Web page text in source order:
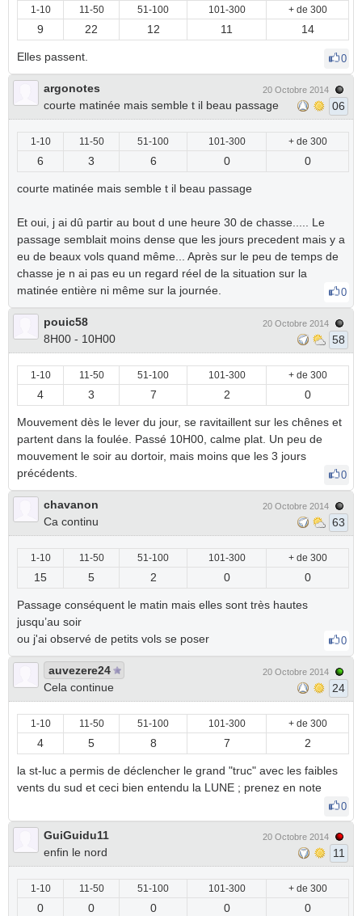
1-10 11-50 51-100 101-300 + de 300
9 22 12 11 14
Elles passent. 0
argonotes
courte matinée mais semble t il beau passage
20 Octobre 2014
06
1-10 11-50 51-100 101-300 + de 300
6 3 6 0 0
courte matinée mais semble t il beau passage
Et oui, j ai dû partir au bout d une heure 30 de chasse..... Le
passage semblait moins dense que les jours precedent mais y a
eu de beaux vols quand même... Après sur le peu de temps de
chasse je n ai pas eu un regard réel de la situation sur la
matinée entière ni même sur la journée.
0
pouic58
8H00 - 10H00
20 Octobre 2014
58
1-10 11-50 51-100 101-300 + de 300
4 3 7 2 0
Mouvement dès le lever du jour, se ravitaillent sur les chênes et
partent dans la foulée. Passé 10H00, calme plat. Un peu de
mouvement le soir au dortoir, mais moins que les 3 jours
précédents.
0
chavanon
Ca continu
20 Octobre 2014
63
1-10 11-50 51-100 101-300 + de 300
15 5 2 0 0
Passage conséquent le matin mais elles sont très hautes
jusqu’au soir
ou j'ai observé de petits vols se poser
0
auvezere24
Cela continue
20 Octobre 2014
24
1-10 11-50 51-100 101-300 + de 300
4 5 8 7 2
la st-luc a permis de déclencher le grand "truc" avec les faibles
vents du sud et ceci bien entendu la LUNE ; prenez en note
0
GuiGuidu11
enfin le nord
20 Octobre 2014
11
1-10 11-50 51-100 101-300 + de 300
0 0 0 0 0